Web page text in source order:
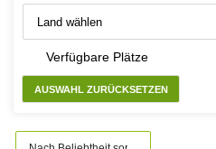
Verfügbare Plätze
AUSWAHL ZURÜCKSETZEN